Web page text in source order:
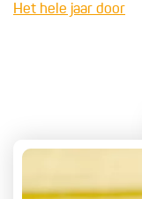
Het hele jaar door